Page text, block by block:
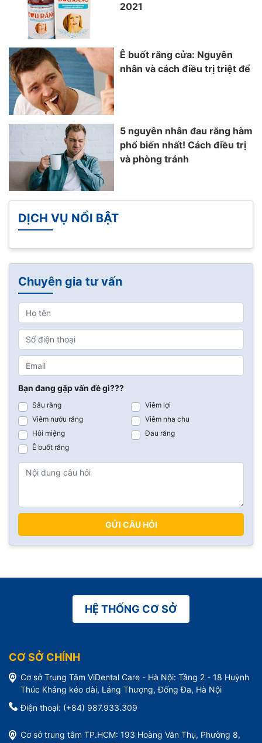
2021
Ê buốt răng cửa: Nguyên
nhân và cách điều trị triệt để
5 nguyên nhân đau răng hàm
phổ biến nhất! Cách điều trị
và phòng tránh
DỊCH VỤ NỔI BẬT
Chuyên gia tư vấn
Bạn đang gặp vấn đề gì???
Sâu răng
Viêm lợi
Viêm nướu răng
Viêm nha chu
Hôi miệng
Đau răng
Ê buốt răng
GỬI CÂU HỎI
HỆ THỐNG CƠ SỞ
CƠ SỞ CHÍNH
Cơ sở Trung Tâm ViDental Care - Hà Nội: Tầng 2 - 18 Huỳnh
Thúc Kháng kéo dài, Láng Thượng, Đống Đa, Hà Nội
Điện thoại: (+84) 987.933.309
Cơ sở trung tâm TP.HCM: 193 Hoàng Văn Thụ, Phường 8,